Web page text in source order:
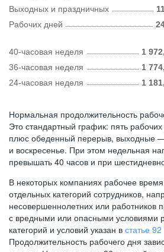
Рабочих дней
Выходных и праздничных
40-часовая неделя
1
36-часовая неделя
1
24-часовая неделя
1
Нормальная продолжительность
Это стандартный график: пять
плюс обеденный перерыв, выходные
и воскресенье. При этом недельная
превышать 40 часов и при
В некоторых компаниях рабочее
отдельных категорий сотрудников,
несовершеннолетних или работников
с вредными или опасными условиями
категорий и условий указан в статье
Продолжительность рабочего дня